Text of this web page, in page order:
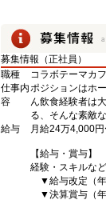
募集情報（正社員）
職種
コラボテーマカ
仕事内
容
ポジションはホ
ん飲食経験者は
る、そんな素敵
給与
月給24万4,000
【給与・賞与】
経験・スキルな
▼給与改定（年
▼決算賞与（年